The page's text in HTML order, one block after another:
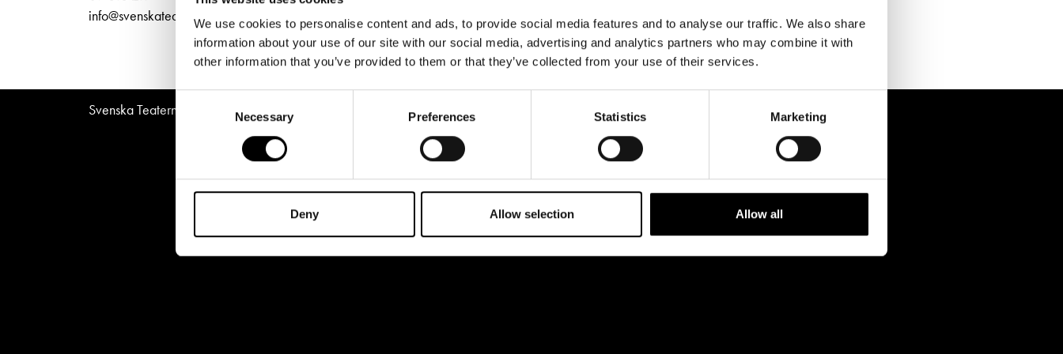
We use cookies to personalise content and ads, to provide social media features and to analyse our traffic. We also share
information about your use of our site with our social media, advertising and analytics partners who may combine it with
other information that you’ve provided to them or that they’ve collected from your use of their services.
Necessary Preferences Statistics Marketing
Deny Allow selection Allow all
Platskarta
Press
Jobba hos oss
Svenska Teatern Live
info@svenskateatern.fi
Jobba hos oss
Svenska Teatern © All Rights Reserved 2026